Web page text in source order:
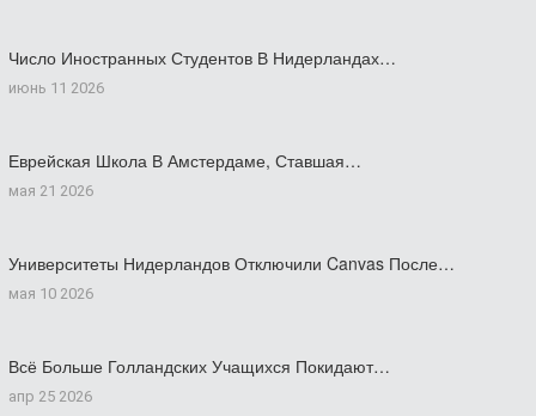
Число Иностранных Студентов В Нидерландах…
июнь 11 2026
Еврейская Школа В Амстердаме, Ставшая…
мая 21 2026
Университеты Нидерландов Отключили Canvas После…
мая 10 2026
Всё Больше Голландских Учащихся Покидают…
апр 25 2026